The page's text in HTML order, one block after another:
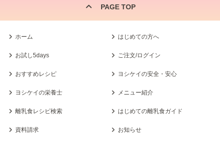
PAGE TOP
ホーム はじめての方へ
お試し5days ご注文/ログイン
おすすめレシピ ヨシケイの安全・安心
ヨシケイの栄養士 メニュー紹介
離乳食レシピ検索 はじめての離乳食ガイド
資料請求 お知らせ